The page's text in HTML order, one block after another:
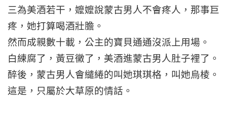
三為美酒若干，嬤嬤說蒙古男人不會疼人，那事巨
疼，她打算喝酒壯膽。
然而成親數十載，公主的寶貝通通沒派上用場。
白練腐了，黃豆黴了，美酒進蒙古男人肚子裡了。
醉後，蒙古男人會繾綣的叫她琪琪格，叫她烏棱。
這是，只屬於大草原的情話。